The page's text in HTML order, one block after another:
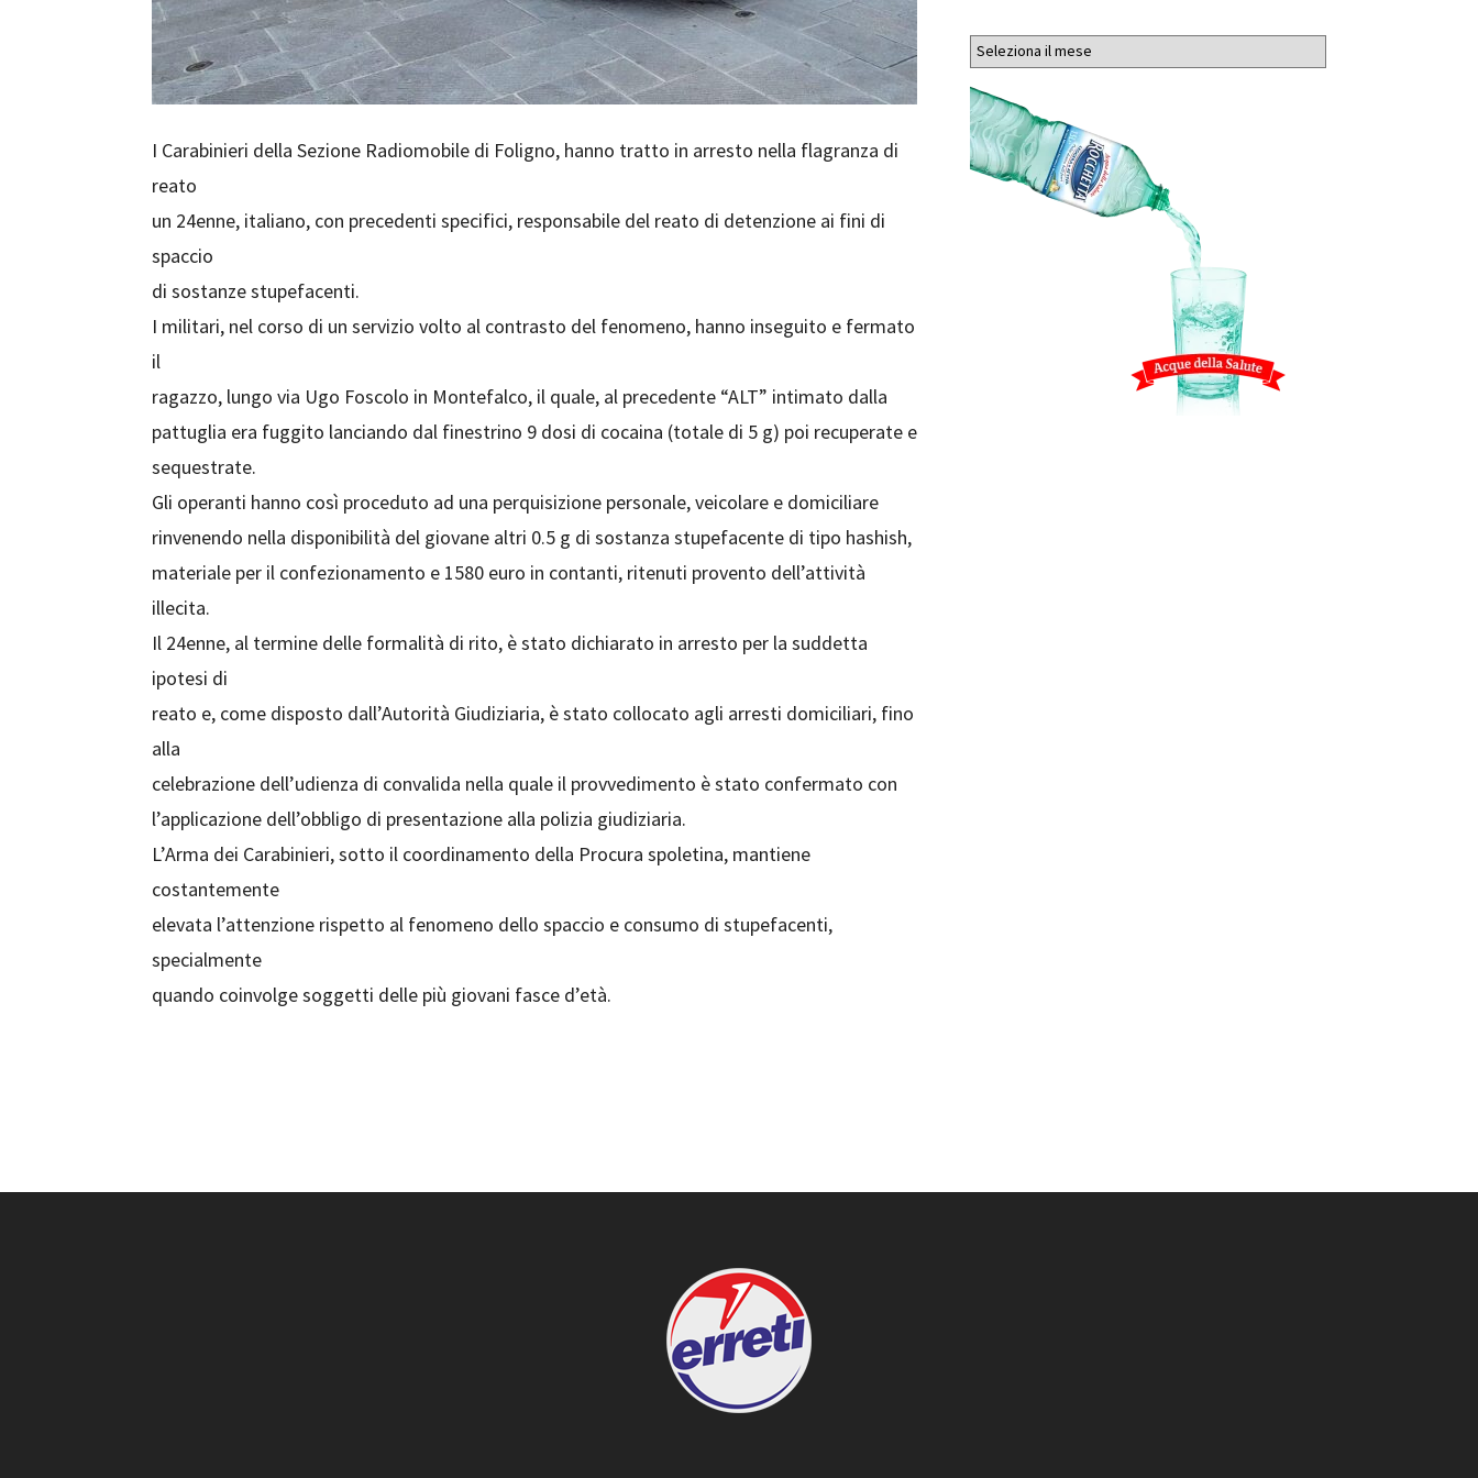
I Carabinieri della Sezione Radiomobile di Foligno, hanno tratto in arresto nella flagranza di
reato
un 24enne, italiano, con precedenti specifici, responsabile del reato di detenzione ai fini di
spaccio
di sostanze stupefacenti.
I militari, nel corso di un servizio volto al contrasto del fenomeno, hanno inseguito e fermato
il
ragazzo, lungo via Ugo Foscolo in Montefalco, il quale, al precedente “ALT” intimato dalla
pattuglia era fuggito lanciando dal finestrino 9 dosi di cocaina (totale di 5 g) poi recuperate e
sequestrate.
Gli operanti hanno così proceduto ad una perquisizione personale, veicolare e domiciliare
rinvenendo nella disponibilità del giovane altri 0.5 g di sostanza stupefacente di tipo hashish,
materiale per il confezionamento e 1580 euro in contanti, ritenuti provento dell’attività
illecita.
Il 24enne, al termine delle formalità di rito, è stato dichiarato in arresto per la suddetta
ipotesi di
reato e, come disposto dall’Autorità Giudiziaria, è stato collocato agli arresti domiciliari, fino
alla
celebrazione dell’udienza di convalida nella quale il provvedimento è stato confermato con
l’applicazione dell’obbligo di presentazione alla polizia giudiziaria.
L’Arma dei Carabinieri, sotto il coordinamento della Procura spoletina, mantiene
costantemente
elevata l’attenzione rispetto al fenomeno dello spaccio e consumo di stupefacenti,
specialmente
quando coinvolge soggetti delle più giovani fasce d’età.
Archivi